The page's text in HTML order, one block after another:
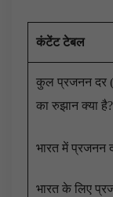
कंटेंट टेबल
कुल प्रजनन दर
का रुझान क्या है?
भारत में प्रजनन
भारत के लिए